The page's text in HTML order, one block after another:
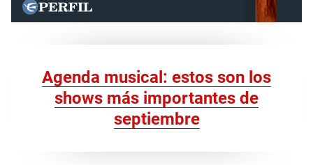
Agenda musical: estos son los
shows más importantes de
septiembre